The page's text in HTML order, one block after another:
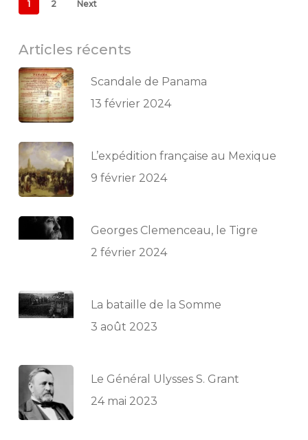
1 2 Next
Articles récents
Scandale de Panama
13 février 2024
L’expédition française au Mexique
9 février 2024
Georges Clemenceau, le Tigre
2 février 2024
La bataille de la Somme
3 août 2023
Le Général Ulysses S. Grant
24 mai 2023